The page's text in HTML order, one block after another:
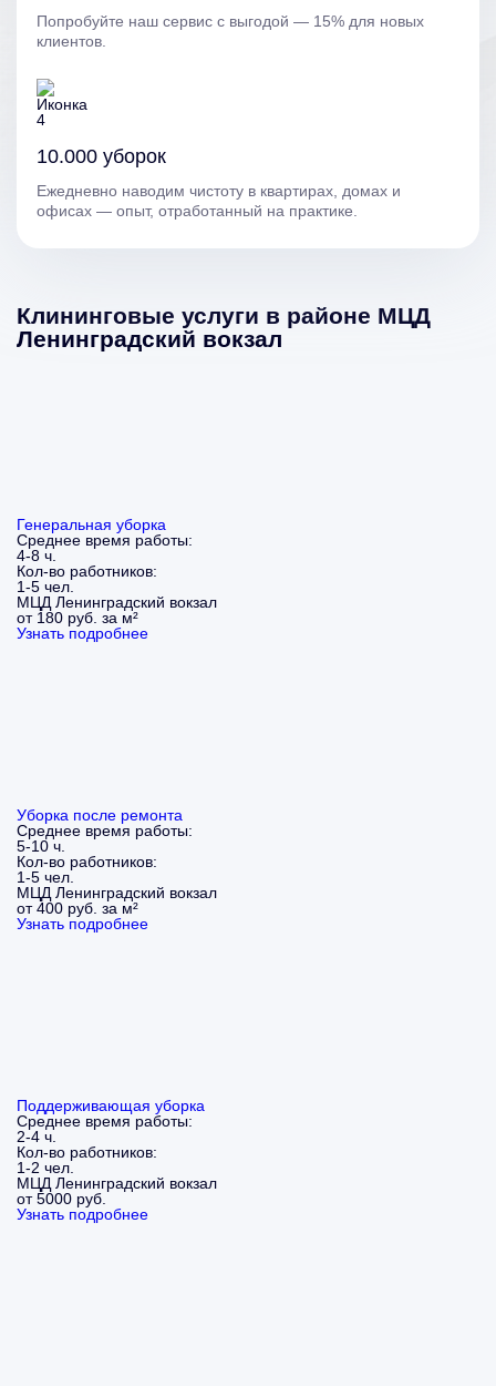
Попробуйте наш сервис с выгодой — 15% для новых
клиентов.
10.000 уборок
Ежедневно наводим чистоту в квартирах, домах и
офисах — опыт, отработанный на практике.
Клининговые услуги в районе МЦД
Ленинградский вокзал
Генеральная уборка
Среднее время работы:
4-8 ч.
Кол-во работников:
1-5 чел.
МЦД Ленинградский вокзал
от 180 руб. за м²
Узнать подробнее
Уборка после ремонта
Среднее время работы:
5-10 ч.
Кол-во работников:
1-5 чел.
МЦД Ленинградский вокзал
от 400 руб. за м²
Узнать подробнее
Поддерживающая уборка
Среднее время работы:
2-4 ч.
Кол-во работников:
1-2 чел.
МЦД Ленинградский вокзал
от 5000 руб.
Узнать подробнее